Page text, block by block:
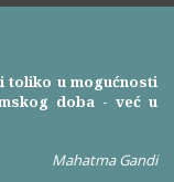
toliko u mogućnosti
doba - već u
Mahatma Gandi